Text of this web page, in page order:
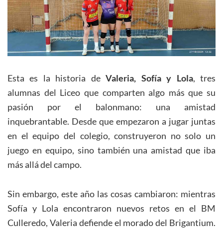
Esta es la historia deValeria, Sofía y Lola, tres
alumnas del Liceo que comparten algo más que su
pasión por el balonmano: una amistad
inquebrantable. Desde que empezaron a jugar juntas
en el equipo del colegio, construyeron no solo un
juego en equipo, sino también una amistad que iba
más allá del campo.
Sin embargo, este año las cosas cambiaron: mientras
Sofía y Lola encontraron nuevos retos en el BM
Culleredo, Valeria defiende el morado del Brigantium.